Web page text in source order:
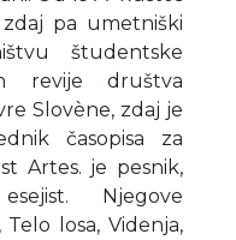
pa umetniški
študentske
revije društva
Slovène, zdaj je
časopisa za
Artes. je pesnik,
Njegove
losa, Videnja,